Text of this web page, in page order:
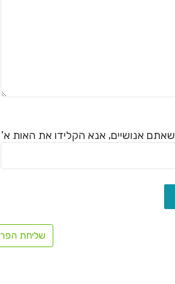
שאתם אנושיים, אנא הקלידו את האות א'
שליחת